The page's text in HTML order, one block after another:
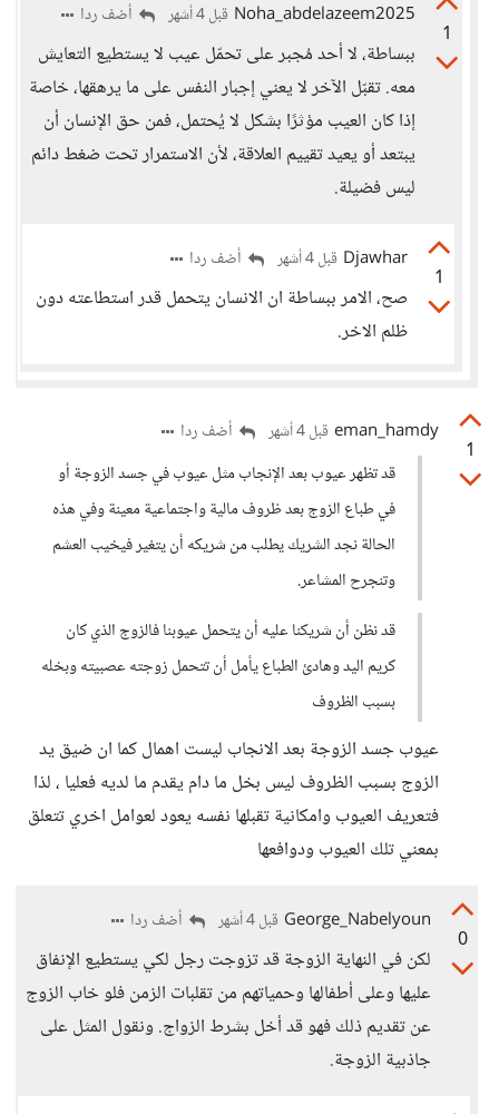
1
Noha_abdelazeem2025 قبل 4 أشهر أضف ردا
ببساطة، لا أحد مُجبر على تحمّل عيب لا يستطيع التعايش
معه. تقبّل الآخر لا يعني إجبار النفس على ما يرهقها، خاصة
إذا كان العيب مؤثرًا بشكل لا يُحتمل، فمن حق الإنسان أن
يبتعد أو يعيد تقييم العلاقة، لأن الاستمرار تحت ضغط دائم
ليس فضيلة.
1
Djawhar قبل 4 أشهر أضف ردا
صح، الامر ببساطة ان الانسان يتحمل قدر استطاعته دون
ظلم الاخر.
1
eman_hamdy قبل 4 أشهر
أضف ردا
قد تظهر عيوب بعد الإنجاب مثل عيوب في جسد الزوجة أو
في طباع الزوج بعد ظروف مالية واجتماعية معينة وفي هذه
الحالة نجد الشريك يطلب من شريكه أن يتغير فيخيب العشم
وتنجرح المشاعر.
قد نظن أن شريكنا عليه أن يتحمل عيوبنا فالزوج الذي كان
كريم اليد وهادئ الطباع يأمل أن تتحمل زوجته عصبيته وبخله
بسبب الظروف
عيوب جسد الزوجة بعد الانجاب ليست اهمال كما ان ضيق يد
الزوج بسبب الظروف ليس بخل ما دام يقدم ما لديه فعليا ، لذا
فتعريف العيوب وامكانية تقبلها نفسه يعود لعوامل اخري تتعلق
بمعني تلك العيوب ودوافعها
0
George_Nabelyoun قبل 4 أشهر أضف ردا
لكن في النهاية الزوجة قد تزوجت رجل لكي يستطيع الإنفاق
عليها وعلى أطفالها وحمياتهم من تقلبات الزمن فلو خاب الزوج
عن تقديم ذلك فهو قد أخل بشرط الزواج. ونقول المثل على
جاذبية الزوجة.